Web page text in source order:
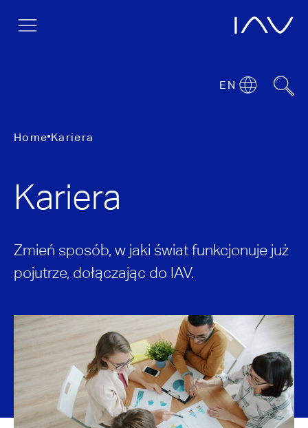
EN
Home Kariera
Kariera
Zmień sposób, w jaki świat funkcjonuje już
pojutrze, dołączając do IAV.